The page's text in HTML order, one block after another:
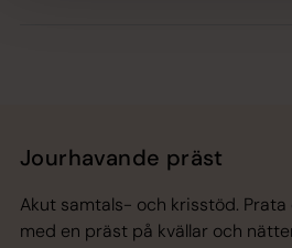
Jourhavande präst
Akut samtals- och krisstöd.
med en präst på kvällar och